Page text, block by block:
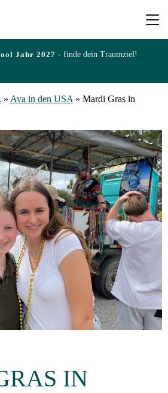
Jahr 2027 - finde dein Traumziel!
» Ava in den USA» Mardi Gras in
IN